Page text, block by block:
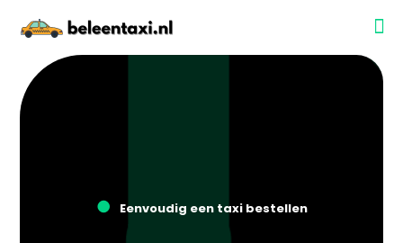
● Eenvoudig een taxi bestellen